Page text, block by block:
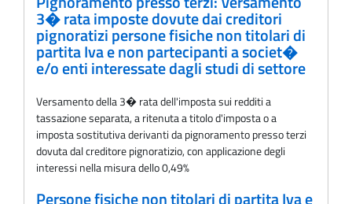
3� rata imposte dovute dai creditori
pignoratizi persone fisiche non titolari di
partita Iva e non partecipanti a societ�
e/o enti interessate dagli studi di settore
Versamento della 3� rata dell'imposta sui redditi a
tassazione separata, a ritenuta a titolo d'imposta o a
imposta sostitutiva derivanti da pignoramento presso terzi
dovuta dal creditore pignoratizio, con applicazione degli
interessi nella misura dello 0,49%
Persone fisiche non titolari di partita Iva e